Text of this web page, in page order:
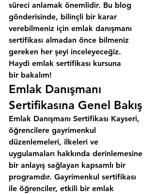
süreci anlamak önemlidir. Bu blog
gönderisinde, bilinçli bir karar
verebilmeniz için emlak danışmanı
sertifikası almadan önce bilmeniz
gereken her şeyi inceleyeceğiz.
Haydi emlak sertifikası kursuna
bir bakalım!
Emlak Danışmanı
Sertifikasına Genel Bakış
Emlak Danışmanı Sertifikası Kayseri,
öğrencilere gayrimenkul
düzenlemeleri, ilkeleri ve
uygulamaları hakkında derinlemesine
bir anlayış sağlayan kapsamlı bir
programdır. Gayrimenkul sertifikası
ile öğrenciler, etkili bir emlak